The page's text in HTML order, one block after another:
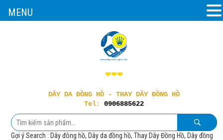
❤❤❤
DÂY DA ĐỒNG HỒ - THAY DÂY ĐỒNG HỒ
Tel: 0906885622
Gợi ý Search : Dây đông hồ, Dây da đồng hồ, Thay Dây Đồng Hồ, Dây đồng
MENU